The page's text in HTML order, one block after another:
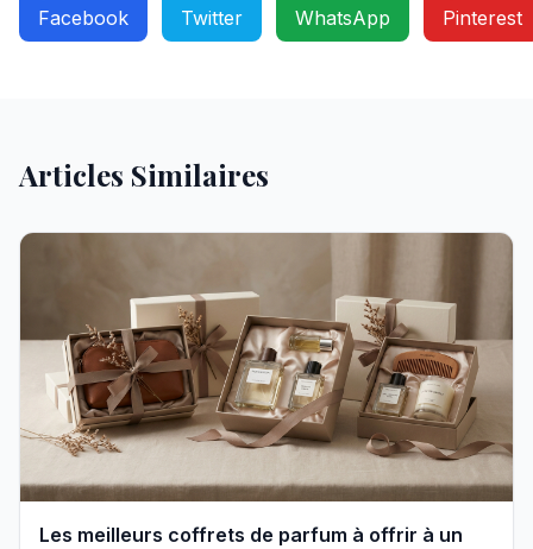
Facebook Twitter WhatsApp Pinterest
Articles Similaires
Les meilleurs coffrets de parfum à offrir à un